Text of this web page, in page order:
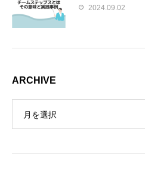
2024.09.02
ARCHIVE
月を選択